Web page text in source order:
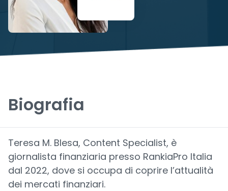
Biografia
Teresa M. Blesa, Content Specialist, è
giornalista finanziaria presso RankiaPro Italia
dal 2022, dove si occupa di coprire l’attualità
dei mercati finanziari.